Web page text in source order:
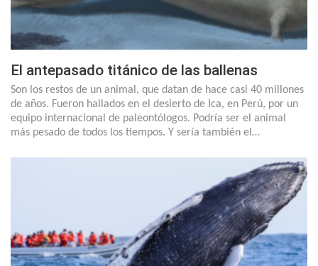
El antepasado titánico de las ballenas
Son los restos de un animal, que datan de hace casi 40 millones
de años. Fueron hallados en el desierto de Ica, en Perú, por un
equipo internacional de paleontólogos. Podría ser el animal
más pesado de todos los tiempos. Y sería también el…